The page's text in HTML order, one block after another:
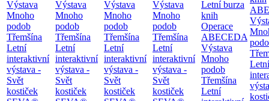
Výstava
Mnoho
podob
Třemšína
Letní
interaktivní
výstava -
Svět
kostiček
Výstava
Mnoho
podob
Třemšína
Letní
interaktivní
výstava -
Svět
kostiček
Výstava
Mnoho
podob
Třemšína
Letní
interaktivní
výstava -
Svět
kostiček
Výstava
Mnoho
podob
Třemšína
Letní
interaktivní
výstava -
Svět
kostiček
Letní burza
knih
Operace
ABECEDA
Výstava
Mnoho
podob
Třemšína
Letní
Letní